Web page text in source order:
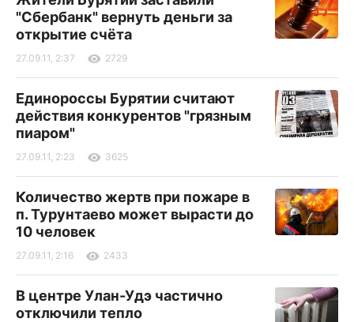
"Сбербанк" вернуть деньги за
открытие счёта
27.09.11, 2:37 2729
Единороссы Бурятии считают
действия конкурентов "грязным
пиаром"
27.09.11, 2:23 3625
Количество жертв при пожаре в
п. Турунтаево может вырасти до
10 человек
27.09.11, 2:16 2433
В центре Улан-Удэ частично
отключили тепло